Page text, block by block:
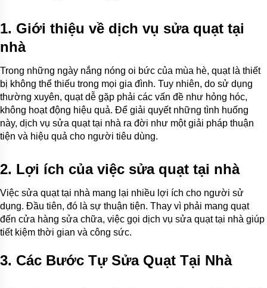
1. Giới thiệu về dịch vụ sửa quạt tại
nhà
Trong những ngày nắng nóng oi bức của mùa hè, quạt là thiết
bị không thể thiếu trong mọi gia đình. Tuy nhiên, do sử dụng
thường xuyên, quạt dễ gặp phải các vấn đề như hỏng hóc,
không hoạt động hiệu quả. Để giải quyết những tình huống
này, dịch vụ sửa quạt tại nhà ra đời như một giải pháp thuận
tiện và hiệu quả cho người tiêu dùng.
2. Lợi ích của việc sửa quạt tại nhà
Việc sửa quạt tại nhà mang lại nhiều lợi ích cho người sử
dụng. Đầu tiên, đó là sự thuận tiện. Thay vì phải mang quạt
đến cửa hàng sửa chữa, việc gọi dịch vụ sửa quạt tại nhà giúp
tiết kiệm thời gian và công sức.
3. Các Bước Tự Sửa Quạt Tại Nhà